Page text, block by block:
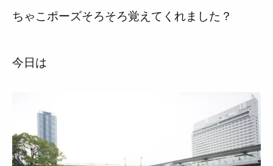
ちゃこポーズそろそろ覚えてくれました？
今日は